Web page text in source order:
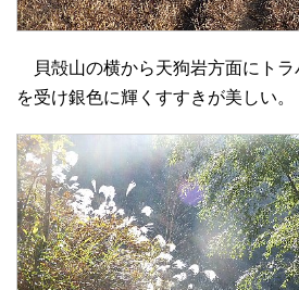
貝殻山の横から天狗岩方面にトラ
を受け銀色に輝くすすきが美しい。